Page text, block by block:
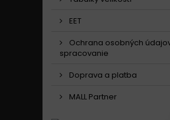
EET
Ochrana osobných
spracovanie
Doprava a platba
MALL Partner